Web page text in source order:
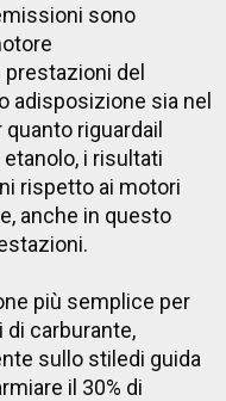
sono
del
adisposizione sia nel
quanto riguardail
i risultati
rispetto ai motori
anche in questo
più semplice per
carburante,
sullo stiledi guida
il 30% di